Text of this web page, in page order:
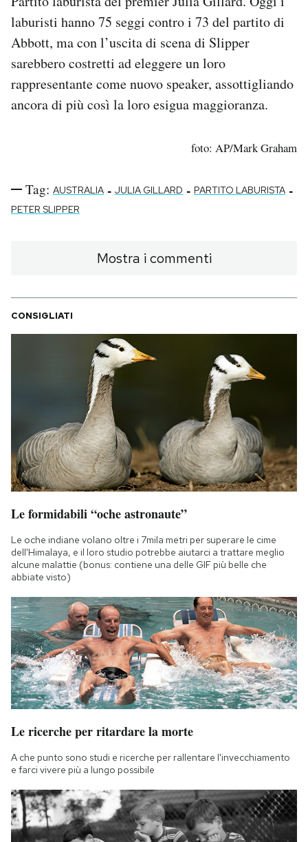
laburisti hanno 75 seggi contro i 73 del partito di
Abbott, ma con l’uscita di scena di Slipper
sarebbero costretti ad eleggere un loro
rappresentante come nuovo speaker, assottigliando
ancora di più così la loro esigua maggioranza.
foto: AP/Mark Graham
Tag: AUSTRALIA - JULIA GILLARD - PARTITO LABURISTA -
PETER SLIPPER
Mostra i commenti
CONSIGLIATI
Le formidabili “oche astronaute”
Le oche indiane volano oltre i 7mila metri per superare le cime
dell'Himalaya, e il loro studio potrebbe aiutarci a trattare meglio
alcune malattie (bonus: contiene una delle GIF più belle che
abbiate visto)
Le ricerche per ritardare la morte
A che punto sono studi e ricerche per rallentare l'invecchiamento
e farci vivere più a lungo possibile